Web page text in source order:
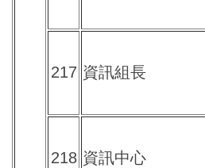
217 資訊組長
218 資訊中心